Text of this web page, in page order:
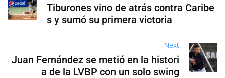
Tiburones vino de atrás contra Caribe
s y sumó su primera victoria
Next
Juan Fernández se metió en la histori
a de la LVBP con un solo swing